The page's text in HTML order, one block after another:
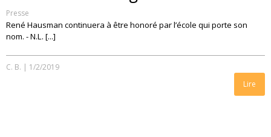
Presse
René Hausman continuera à être honoré par l’école qui porte son
nom. - N.L. [...]
C. B. | 1/2/2019
Lire